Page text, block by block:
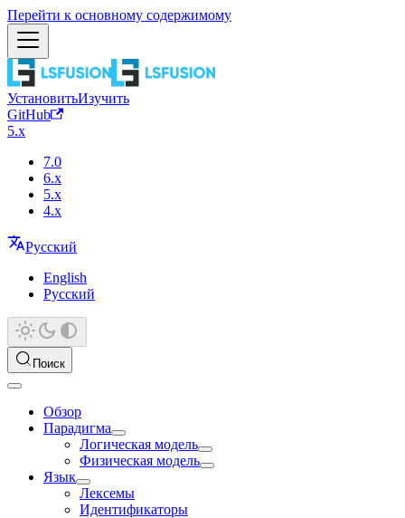
Перейти к основному содержимому
УстановитьИзучить
GitHub
5.x
7.0
6.x
5.x
4.x
Русский
English
Русский
Поиск
Обзор
Парадигма
Логическая модель
Физическая модель
Язык
Лексемы
Идентификаторы